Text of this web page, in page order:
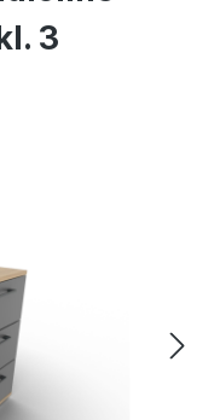
3